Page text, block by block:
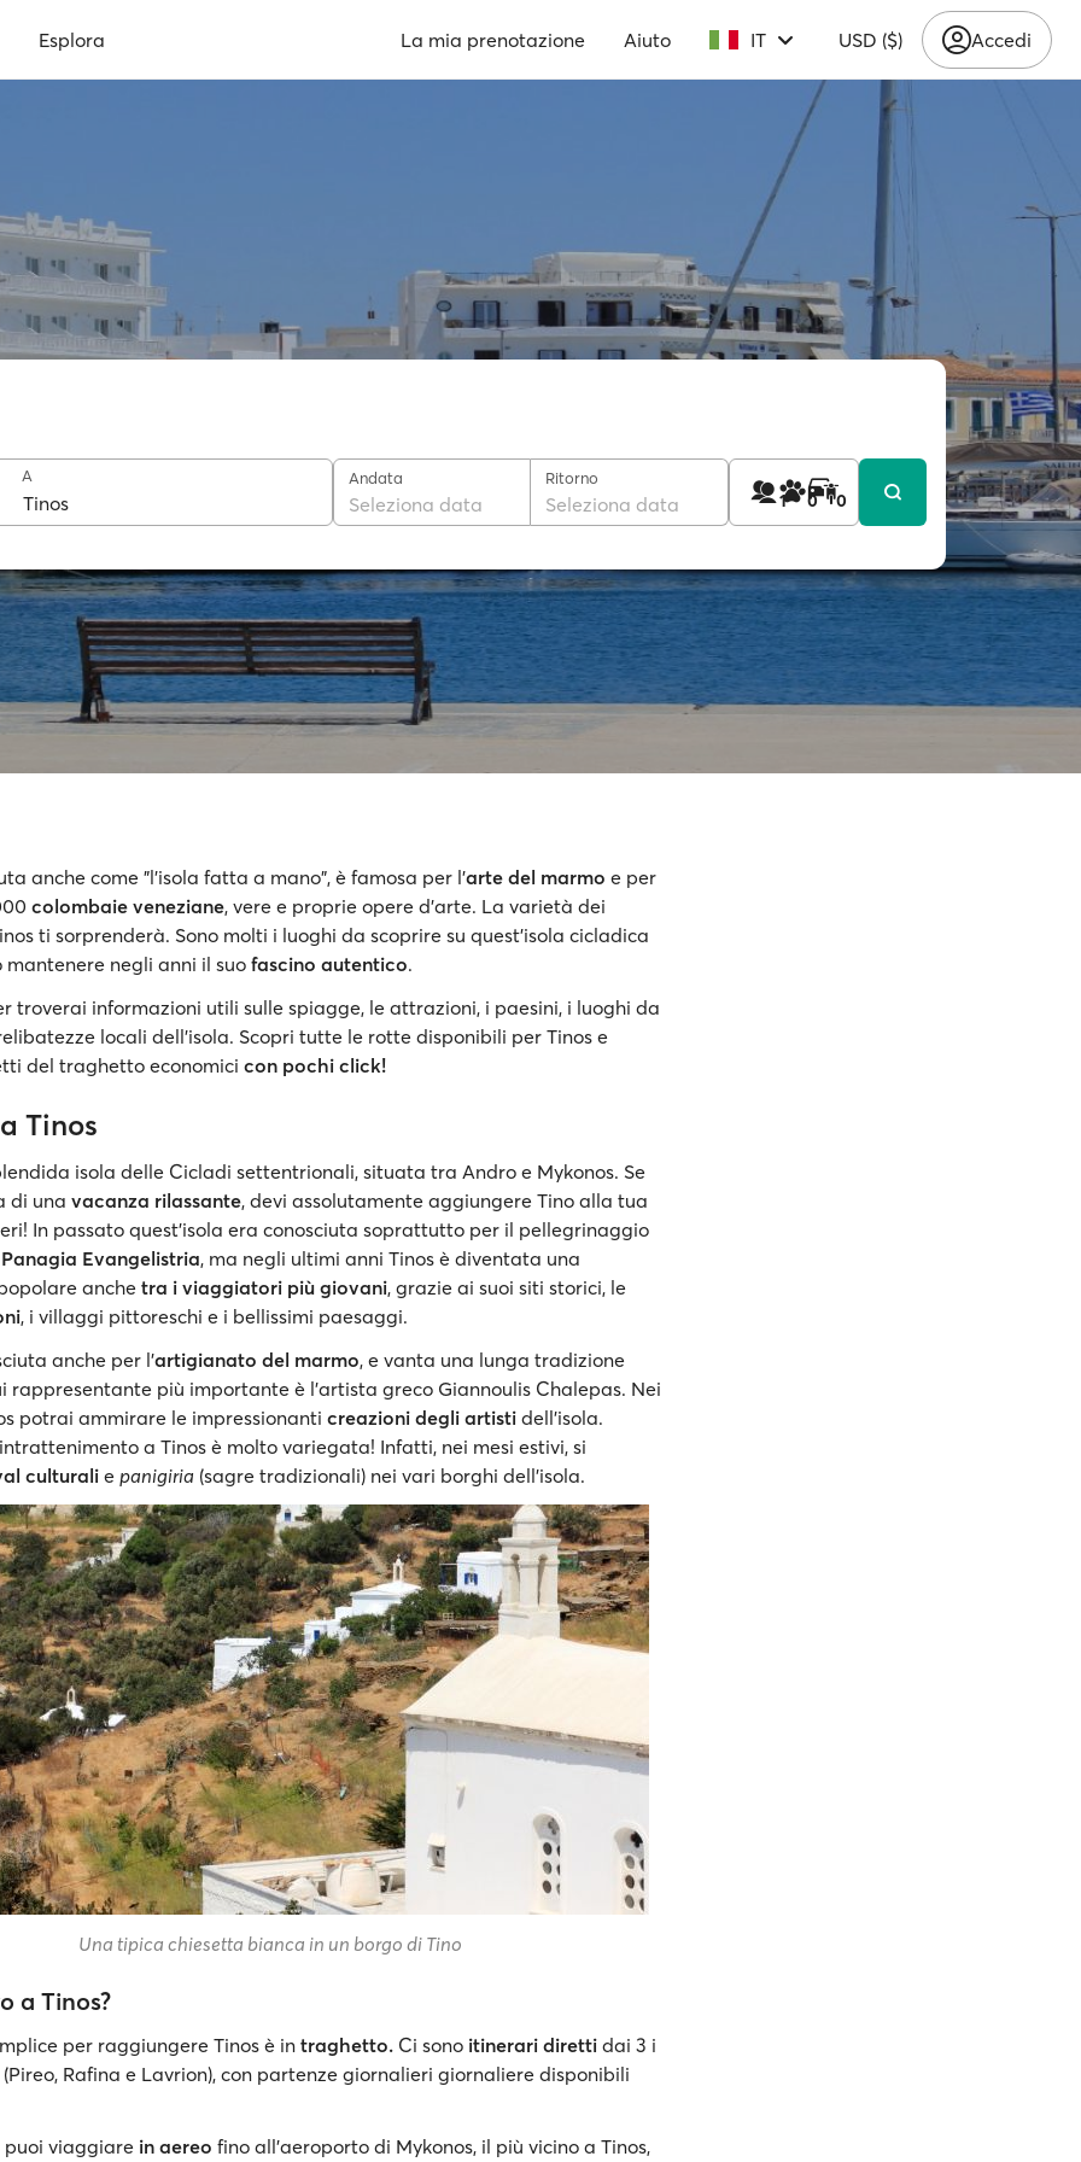
Esplora La mia prenotazione Aiuto IT USD ($) Accedi
A Andata
Seleziona data
Ritorno
Seleziona data 1 0 0
anche come "l'isola fatta a mano", è famosa per l'arte del marmo e per
colombaie veneziane, vere e proprie opere d'arte. La varietà dei
ti sorprenderà. Sono molti i luoghi da scoprire su quest'isola cicladica
mantenere negli anni il suo fascino autentico.
troverai informazioni utili sulle spiagge, le attrazioni, i paesini, i luoghi da
locali dell'isola. Scopri tutte le rotte disponibili per Tinos e
del traghetto economici con pochi click!
Tinos
isola delle Cicladi settentrionali, situata tra Andro e Mykonos. Se
di una vacanza rilassante, devi assolutamente aggiungere Tino alla tua
In passato quest’isola era conosciuta soprattutto per il pellegrinaggio
Evangelistria, ma negli ultimi anni Tinos è diventata una
anche tra i viaggiatori più giovani, grazie ai suoi siti storici, le
, i villaggi pittoreschi e i bellissimi paesaggi.
anche per l’artigianato del marmo, e vanta una lunga tradizione
rappresentante più importante è l’artista greco Giannoulis Chalepas. Nei
potrai ammirare le impressionanti creazioni degli artisti dell’isola.
a Tinos è molto variegata! Infatti, nei mesi estivi, si
culturali e panigiria (sagre tradizionali) nei vari borghi dell’isola.
Una tipica chiesetta bianca in un borgo di Tino
a Tinos?
per raggiungere Tinos è in traghetto. Ci sono itinerari diretti dai 3 i
Rafina e Lavrion), con partenze giornalieri giornaliere disponibili
viaggiare in aereo fino all'aeroporto di Mykonos, il più vicino a Tinos,